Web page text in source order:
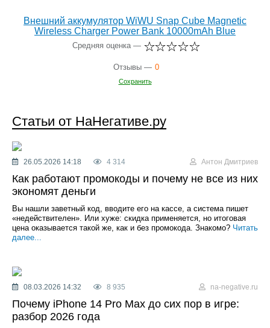
Внешний аккумулятор WiWU Snap Cube Magnetic
Wireless Charger Power Bank 10000mAh Blue
Средняя оценка —
Отзывы — 0
Сохранить
Статьи от НаНегативе.ру
26.05.2026 14:18 4 314 Антон Дмитриев
Как работают промокоды и почему не все из них
экономят деньги
Вы нашли заветный код, вводите его на кассе, а система пишет
«недействителен». Или хуже: скидка применяется, но итоговая
цена оказывается такой же, как и без промокода. Знакомо? Читать
далее...
08.03.2026 14:32 8 935 na-negative.ru
Почему iPhone 14 Pro Max до сих пор в игре:
разбор 2026 года